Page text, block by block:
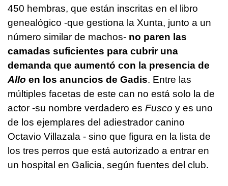
450 hembras, que están inscritas en el libro
genealógico -que gestiona la Xunta, junto a un
número similar de machos- no paren las
camadas suficientes para cubrir una
demanda que aumentó con la presencia de
Allo en los anuncios de Gadis. Entre las
múltiples facetas de este can no está solo la de
actor -su nombre verdadero es Fusco y es uno
de los ejemplares del adiestrador canino
Octavio Villazala - sino que figura en la lista de
los tres perros que está autorizado a entrar en
un hospital en Galicia, según fuentes del club.